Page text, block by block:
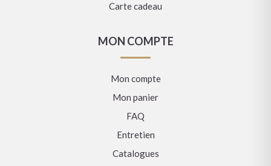
Carte cadeau
MON COMPTE
Mon compte
Mon panier
FAQ
Entretien
Catalogues